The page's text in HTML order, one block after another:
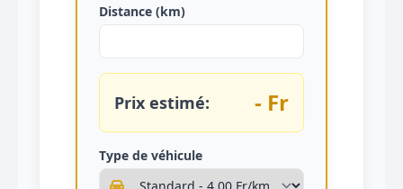
Distance (km)
Prix estimé: - Fr
Type de véhicule